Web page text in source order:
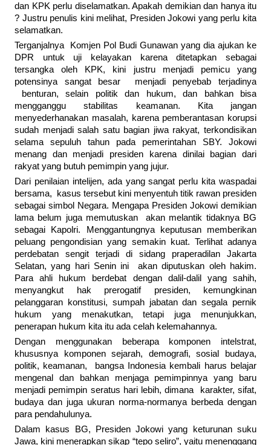
dan KPK perlu diselamatkan. Apakah demikian dan hanya itu
? Justru penulis kini melihat, Presiden Jokowi yang perlu kita
selamatkan.
Terganjalnya Komjen Pol Budi Gunawan yang dia ajukan ke
DPR untuk uji kelayakan karena ditetapkan sebagai
tersangka oleh KPK, kini justru menjadi pemicu yang
potensinya sangat besar menjadi penyebab terjadinya
benturan, selain politik dan hukum, dan bahkan bisa
mengganggu stabilitas keamanan. Kita jangan
menyederhanakan masalah, karena pemberantasan korupsi
sudah menjadi salah satu bagian jiwa rakyat, terkondisikan
selama sepuluh tahun pada pemerintahan SBY. Jokowi
menang dan menjadi presiden karena dinilai bagian dari
rakyat yang butuh pemimpin yang jujur.
Dari penilaian intelijen, ada yang sangat perlu kita waspadai
bersama, kasus tersebut kini menyentuh titik rawan presiden
sebagai simbol Negara. Mengapa Presiden Jokowi demikian
lama belum juga memutuskan akan melantik tidaknya BG
sebagai Kapolri. Menggantungnya keputusan memberikan
peluang pengondisian yang semakin kuat. Terlihat adanya
perdebatan sengit terjadi di sidang praperadilan Jakarta
Selatan, yang hari Senin ini akan diputuskan oleh hakim.
Para ahli hukum berdebat dengan dalil-dalil yang sahih,
menyangkut hak prerogatif presiden, kemungkinan
pelanggaran konstitusi, sumpah jabatan dan segala pernik
hukum yang menakutkan, tetapi juga menunjukkan,
penerapan hukum kita itu ada celah kelemahannya.
Dengan menggunakan beberapa komponen intelstrat,
khususnya komponen sejarah, demografi, sosial budaya,
politik, keamanan, bangsa Indonesia kembali harus belajar
mengenal dan bahkan menjaga pemimpinnya yang baru
menjadi pemimpin seratus hari lebih, dimana karakter, sifat,
budaya dan juga ukuran norma-normanya berbeda dengan
para pendahulunya.
Dalam kasus BG, Presiden Jokowi yang keturunan suku
Jawa, kini menerapkan sikap “tepo seliro”, yaitu menenggang